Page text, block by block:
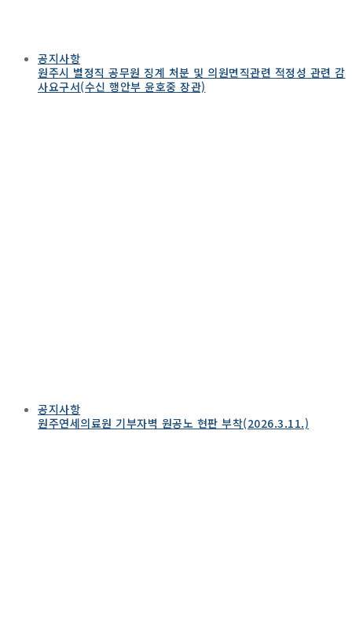
공지사항
원주시 별정직 공무원 징계 처분 및 의원면직관련 적정성 관련 감
사요구서(수신 행안부 윤호중 장관)
공지사항
원주연세의료원 기부자벽 원공노 현판 부착(2026.3.11.)